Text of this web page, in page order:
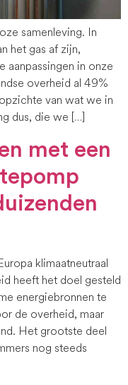
samenleving. In
het gas af zijn,
aanpassingen in onze
overheid al 49%
van wat we in
dus, die we […]
met een
klimaatneutraal
heeft het doel gesteld
energiebronnen te
de overheid, maar
Het grootste deel
nog steeds